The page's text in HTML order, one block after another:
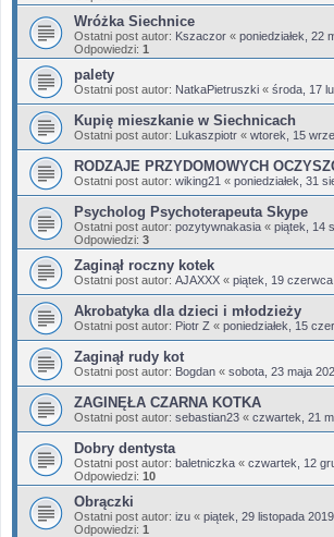
Wróżka Siechnice
Ostatni post autor: Kszaczor « poniedziałek, 22
Odpowiedzi: 1
palety
Ostatni post autor: NatkaPietruszki « środa, 17
Kupię mieszkanie w Siechnicach
Ostatni post autor: Lukaszpiotr « wtorek, 15
RODZAJE PRZYDOMOWYCH
Ostatni post autor: wiking21 « poniedziałek, 31
Psycholog Psychoterapeuta Skype
Ostatni post autor: pozytywnakasia « piątek, 14
Odpowiedzi: 3
Zaginął roczny kotek
Ostatni post autor: AJAXXX « piątek, 19
Akrobatyka dla dzieci i młodzieży
Ostatni post autor: Piotr Z « poniedziałek, 15
Zaginął rudy kot
Ostatni post autor: Bogdan « sobota, 23 maja
ZAGINĘŁA CZARNA KOTKA
Ostatni post autor: sebastian23 « czwartek, 21
Dobry dentysta
Ostatni post autor: baletniczka « czwartek, 12
Odpowiedzi: 10
Obrączki
Ostatni post autor: izu « piątek, 29 listopada
Odpowiedzi: 1